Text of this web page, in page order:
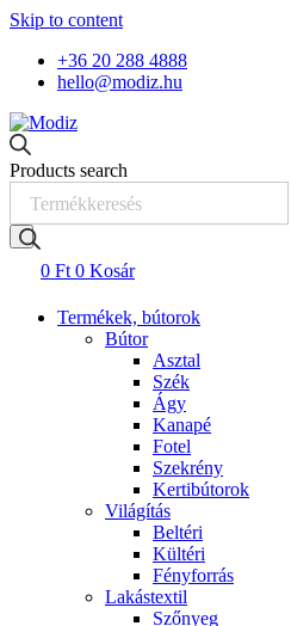
Skip to content
+36 20 288 4888
hello@modiz.hu
Products search
0 Ft 0 Kosár
Termékek, bútorok
Bútor
Asztal
Szék
Ágy
Kanapé
Fotel
Szekrény
Kertibútorok
Világítás
Beltéri
Kültéri
Fényforrás
Lakástextil
Szőnyeg